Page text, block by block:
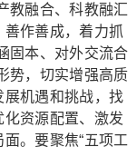
教融合、科教融汇
作善成，着力抓
固本、对外交流合
势，切实增强高质
展机遇和挑战，找
资源配置、激发
。要聚焦“五项工